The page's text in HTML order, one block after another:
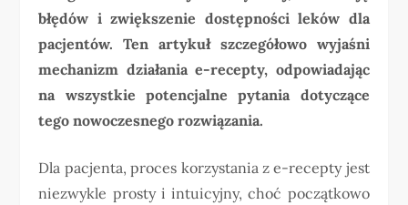
błędów i zwiększenie dostępności leków dla
pacjentów. Ten artykuł szczegółowo wyjaśni
mechanizm działania e-recepty, odpowiadając
na wszystkie potencjalne pytania dotyczące
tego nowoczesnego rozwiązania.
Dla pacjenta, proces korzystania z e-recepty jest
niezwykle prosty i intuicyjny, choć początkowo